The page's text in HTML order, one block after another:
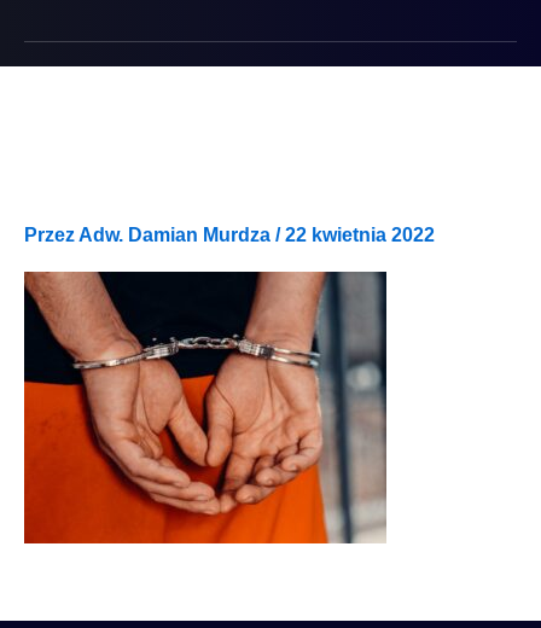
PrzezAdw. Damian Murdza /22 kwietnia 2022